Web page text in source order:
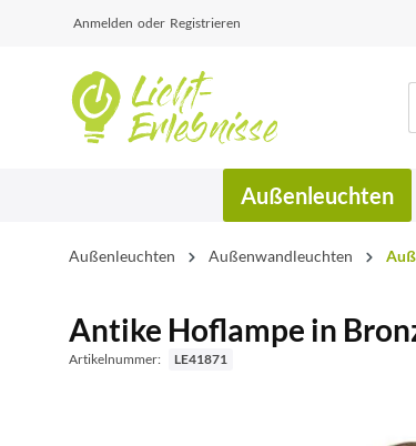
Anmelden oder Registrieren
Außenleuchten
Außenleuchten Außenwandleuchten
Antike Hoflampe in
Artikelnummer: LE41871